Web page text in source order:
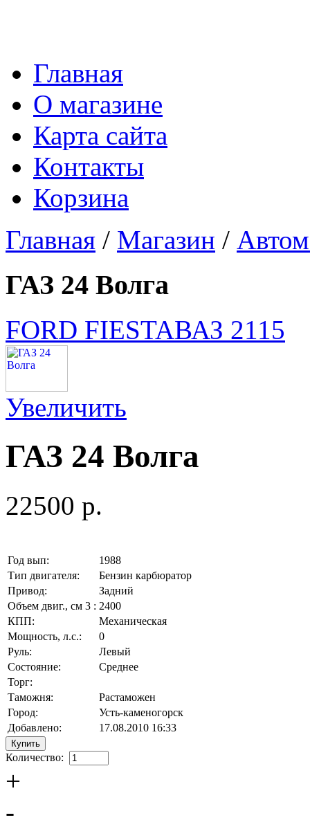
Главная
О магазине
Карта сайта
Контакты
Корзина
Главная / Магазин /
ГАЗ 24 Волга
FORD FIESTAВАЗ 2115
Увеличить
ГАЗ 24 Волга
22500 p.
Год вып:
1988
Тип двигателя:
Бензин карбюратор
Привод:
Задний
Объем двиг., см 3 : 2400
КПП:
Механическая
Мощность, л.с.:
0
Руль:
Левый
Состояние:
Среднее
Торг:
Таможня:
Растаможен
Город:
Усть-каменогорск
Добавлено:
17.08.2010 16:33
Количество:
+
-